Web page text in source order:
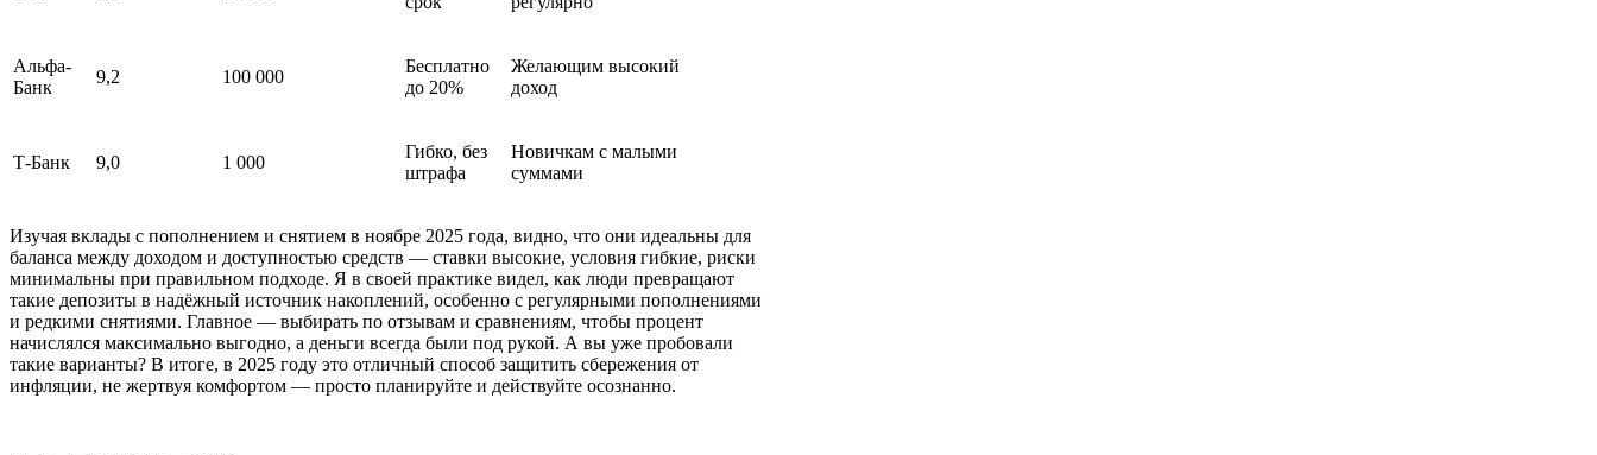
Альфа-
Банк
9,2 100 000
Бесплатно
до 20%
Желающим высокий
доход
Т-Банк 9,0 1 000
Гибко, без
штрафа
Новичкам с малыми
суммами
Изучая вклады с пополнением и снятием в ноябре 2025 года, видно, что они идеальны для
баланса между доходом и доступностью средств — ставки высокие, условия гибкие, риски
минимальны при правильном подходе. Я в своей практике видел, как люди превращают
такие депозиты в надёжный источник накоплений, особенно с регулярными пополнениями
и редкими снятиями. Главное — выбирать по отзывам и сравнениям, чтобы процент
начислялся максимально выгодно, а деньги всегда были под рукой. А вы уже пробовали
такие варианты? В итоге, в 2025 году это отличный способ защитить сбережения от
инфляции, не жертвуя комфортом — просто планируйте и действуйте осознанно.